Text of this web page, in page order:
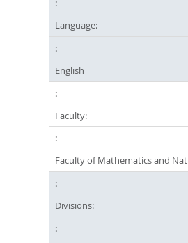
Language:
English
Faculty:
Faculty of Mathematics and
Divisions: